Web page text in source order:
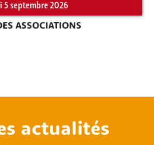
5 septembre 2026
ASSOCIATIONS
actualités